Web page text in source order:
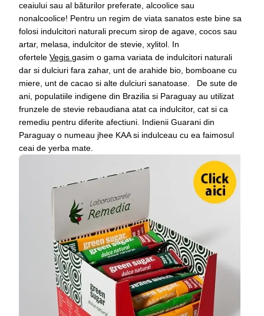
ceaiului sau al băturilor preferate, alcoolice sau
nonalcoolice! Pentru un regim de viata sanatos este bine sa
folosi indulcitori naturali precum sirop de agave, cocos sau
artar, melasa, indulcitor de stevie, xylitol. In
ofertele Vegis gasim o gama variata de indulcitori naturali
dar si dulciuri fara zahar, unt de arahide bio, bomboane cu
miere, unt de cacao si alte dulciuri sanatoase. De sute de
ani, populatiile indigene din Brazilia si Paraguay au utilizat
frunzele de stevie rebaudiana atat ca indulcitor, cat si ca
remediu pentru diferite afectiuni. Indienii Guarani din
Paraguay o numeau jhee KAA si indulceau cu ea faimosul
ceai de yerba mate.